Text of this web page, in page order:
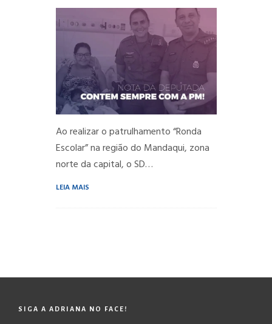
Ao realizar o patrulhamento “Ronda
Escolar” na região do Mandaqui, zona
norte da capital, o SD…
LEIA MAIS
SIGA A ADRIANA NO FACE!